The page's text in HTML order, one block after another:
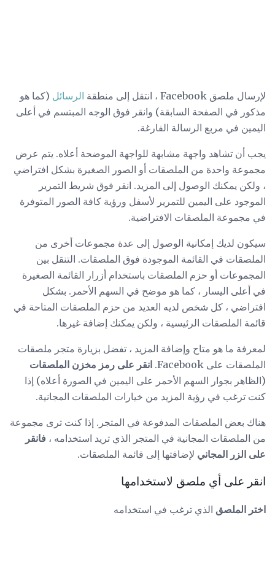
لإرسال ملصق Facebook ، انتقل إلى منطقة الرسائل (كما هو
مذكور في الصفحة السابقة) وانقر فوق الوجه المبتسم في أعلى
اليمين في مربع الرسالة الفارغة.
يجب أن تشاهد واجهة مشابهة للواجهة الموضحة أعلاه. يتم عرض
مجموعة واحدة من الملصقات أو الصور الصغيرة بشكل افتراضي
، ولكن يمكنك الوصول إلى المزيد. انقر فوق شريط التمرير
الموجود على اليمين للتمرير لأسفل ورؤية كافة الصور المتوفرة
في مجموعة الملصقات الافتراضية.
سيكون لديك إمكانية الوصول إلى عدة مجموعات أخرى من
الملصقات في القائمة الموجودة فوق الملصقات. التنقل بين
المجموعات أو حزم الملصقات باستخدام أزرار القائمة الصغيرة
في أعلى اليسار ، كما هو موضح في السهم الأحمر. بشكل
افتراضي ، كل شخص لديه العديد من حزم الملصقات المتاحة في
قائمة الملصقات الرئيسية ، ولكن يمكنك إضافة غيرها.
لمعرفة ما هو متاح وإضافة المزيد ، تفضل بزيارة متجر ملصقات
الملصقات على Facebook.
انقر على رمز مخزن الملصقات
(الظاهر بجوار السهم الأحمر على اليمين في الصورة أعلاه) إذا
كنت ترغب في رؤية المزيد من خيارات الملصقات المجانية.
هناك بعض الملصقات المدفوعة في المتجر. إذا كنت ترى مجموعة
من الملصقات المجانية في المتجر الذي تريد استخدامه ، فانقر
على الزر المجاني لإضافتها إلى قائمة الملصقات.
انقر على أي ملصق لاستخدامها
اختر الملصق الذي ترغب في استخدامه